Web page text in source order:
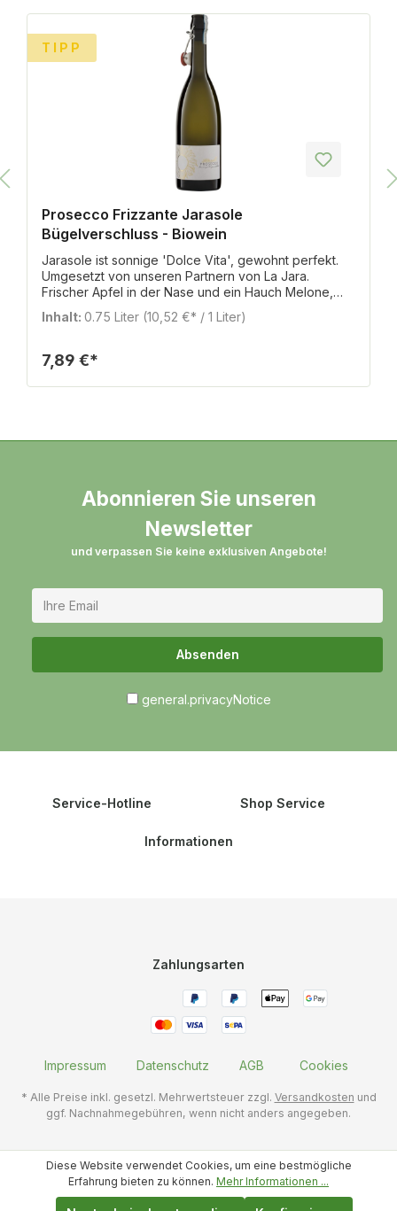
TIPP
Prosecco Frizzante Jarasole
Bügelverschluss - Biowein
Jarasole ist sonnige 'Dolce Vita', gewohnt perfekt.
Umgesetzt von unseren Partnern von La Jara.
Frischer Apfel in der Nase und ein Hauch Melone,
cremige Textur. Italienische Lebensfreude im Glas!
Inhalt: 0.75 Liter (10,52 €* / 1 Liter)
7,89 €*
Abonnieren Sie unseren
Newsletter
und verpassen Sie keine exklusiven Angebote!
Absenden
general.privacyNotice
Service-Hotline Shop Service
Informationen
Zahlungsarten
Impressum Datenschutz AGB Cookies
* Alle Preise inkl. gesetzl. Mehrwertsteuer zzgl. Versandkosten und
ggf. Nachnahmegebühren, wenn nicht anders angegeben.
Diese Website verwendet Cookies, um eine bestmögliche
Erfahrung bieten zu können. Mehr Informationen ...